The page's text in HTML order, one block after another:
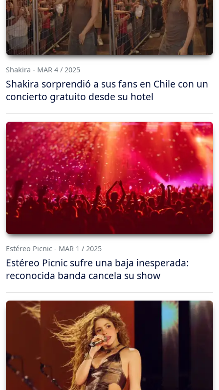
Shakira - MAR 4 / 2025
Shakira sorprendió a sus fans en Chile con un
concierto gratuito desde su hotel
Estéreo Picnic - MAR 1 / 2025
Estéreo Picnic sufre una baja inesperada:
reconocida banda cancela su show